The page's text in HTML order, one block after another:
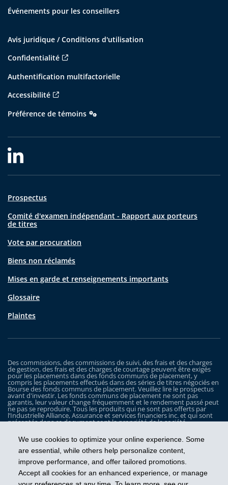
We use cookies to optimize your online experience. Some
are essential, while others help personalize content,
improve performance, and offer tailored promotions.
Accept all cookies for an enhanced experience, or manage
Événements pour les conseillers
Avis juridique / Conditions d'utilisation
Confidentialité
Authentification multifactorielle
Accessibilité
Préférence de témoins
Prospectus
Comité d'examen indépendant - Rapport aux porteurs
de titres
Vote par procuration
Biens non réclamés
Mises en garde et renseignements importants
Glossaire
Plaintes
Des commissions, des commissions de suivi, des frais et des charges
de gestion, des frais et des charges de courtage peuvent être exigés
pour les placements dans des fonds communs de placement, y
compris les placements effectués dans des séries de titres négociés en
Bourse des fonds communs de placement. Veuillez lire le prospectus
avant d'investir. Les fonds communs de placement ne sont pas
garantis, leur valeur change fréquemment et le rendement passé peut
ne pas se reproduire. Tous les produits qui ne sont pas offerts par
l’Industrielle Alliance, Assurance et services financiers inc. et qui sont
présentés dans ce document sont la propriété de la société
sont utilisés ici qu’à titre d’illustration seulement.
Les Fonds iA Clarington sont gérés par Placements IA Clarington inc. iA
Clarington, le logo d’iA Clarington, iA Gestion de patrimoine et le logo
de iA Gestion de patrimoine sont des marques de commerce, utilisées
sous licence, de l’Industrielle Alliance, Assurance et services financiers